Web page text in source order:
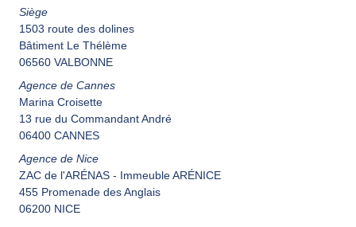
Siège
1503 route des dolines
Bâtiment Le Thélème
06560 VALBONNE
Agence de Cannes
Marina Croisette
13 rue du Commandant André
06400 CANNES
Agence de Nice
ZAC de l'ARÉNAS - Immeuble ARÉNICE
455 Promenade des Anglais
06200 NICE